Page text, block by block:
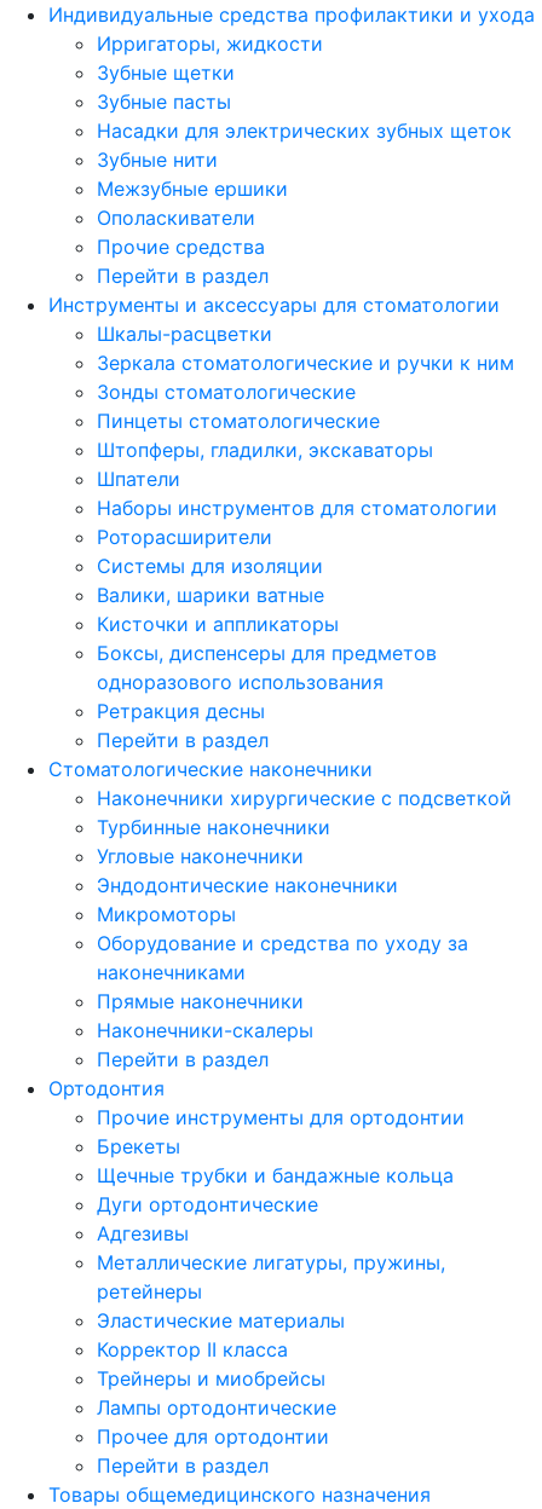
Индивидуальные средства профилактики и ухода
Ирригаторы, жидкости
Зубные щетки
Зубные пасты
Насадки для электрических зубных щеток
Зубные нити
Межзубные ершики
Ополаскиватели
Прочие средства
Перейти в раздел
Инструменты и аксессуары для стоматологии
Шкалы-расцветки
Зеркала стоматологические и ручки к ним
Зонды стоматологические
Пинцеты стоматологические
Штопферы, гладилки, экскаваторы
Шпатели
Наборы инструментов для стоматологии
Роторасширители
Системы для изоляции
Валики, шарики ватные
Кисточки и аппликаторы
Боксы, диспенсеры для предметов
одноразового использования
Ретракция десны
Перейти в раздел
Стоматологические наконечники
Наконечники хирургические с подсветкой
Турбинные наконечники
Угловые наконечники
Эндодонтические наконечники
Микромоторы
Оборудование и средства по уходу за
наконечниками
Прямые наконечники
Наконечники-скалеры
Перейти в раздел
Ортодонтия
Прочие инструменты для ортодонтии
Брекеты
Щечные трубки и бандажные кольца
Дуги ортодонтические
Адгезивы
Металлические лигатуры, пружины,
ретейнеры
Эластические материалы
Корректор II класса
Трейнеры и миобрейсы
Лампы ортодонтические
Прочее для ортодонтии
Перейти в раздел
Товары общемедицинского назначения